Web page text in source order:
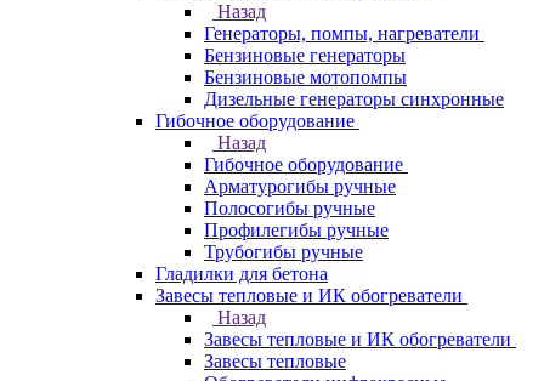
Назад
Генераторы, помпы, нагреватели
Бензиновые генераторы
Бензиновые мотопомпы
Дизельные генераторы синхронные
Гибочное оборудование
Назад
Гибочное оборудование
Арматурогибы ручные
Полосогибы ручные
Профилегибы ручные
Трубогибы ручные
Гладилки для бетона
Завесы тепловые и ИК обогреватели
Назад
Завесы тепловые и ИК обогреватели
Завесы тепловые